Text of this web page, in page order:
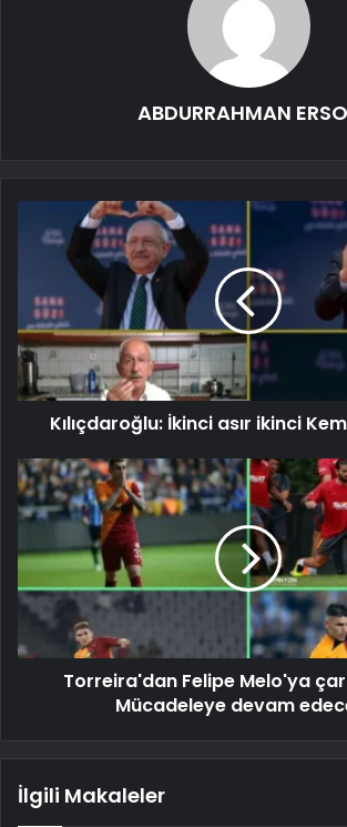
ABDURRAHMAN
Kılıçdaroğlu: İkinci asır ikinci
Torreira'dan Felipe Melo'ya
Mücadeleye devam
İlgili Makaleler